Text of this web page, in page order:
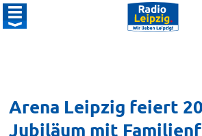
Arena Leipzig feiert
Jubiläum mit